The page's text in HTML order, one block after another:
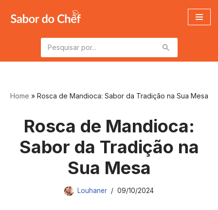
Pular
conteúdo
Home » Rosca de Mandioca: Sabor da Tradição na Sua Mesa
Rosca de Mandioca:
Sabor da Tradição na
Sua Mesa
Louhaner 09/10/2024